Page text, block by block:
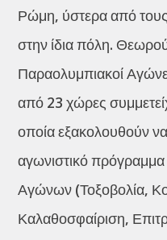
Ρώμη, ύστερα από
στην ίδια πόλη.
Παραολυμπιακοί
από 23 χώρες
οποία εξακολουθούν
αγωνιστικό
Αγώνων (Τοξοβολία,
Καλαθοσφαίριση,